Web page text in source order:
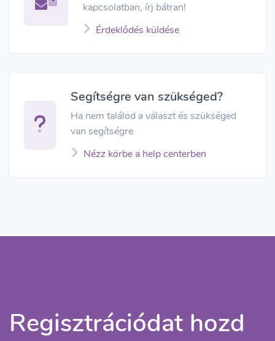
kapcsolatban, írj bátran!
Érdeklődés küldése
Segítségre van szükséged?
Ha nem találod a választ és szükséged
van segítségre
Nézz körbe a help centerben
Regisztrációdat hozd